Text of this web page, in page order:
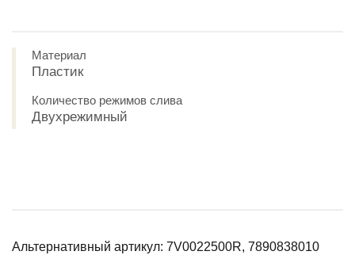
Материал
Пластик
Количество режимов слива
Двухрежимный
Альтернативный артикул: 7V0022500R, 7890838010